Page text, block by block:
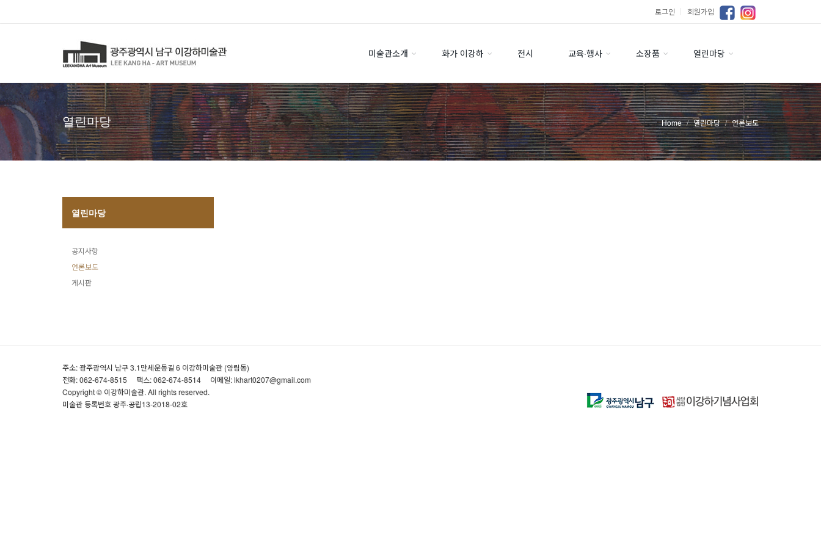
로그인 ｜ 회원가입
미술관소개 화가 이강하 전시 교육·행사 소장품 열린마당
열린마당 Home 열린마당 언론보도
열린마당
공지사항
언론보도
게시판
주소: 광주광역시 남구 3.1만세운동길 6 이강하미술관 (양림동)
전화: 062-674-8515
팩스: 062-674-8514
이메일: lkhart0207@gmail.com
Copyright © 이강하미술관. All rights reserved.
미술관 등록번호 광주·공립13-2018-02호